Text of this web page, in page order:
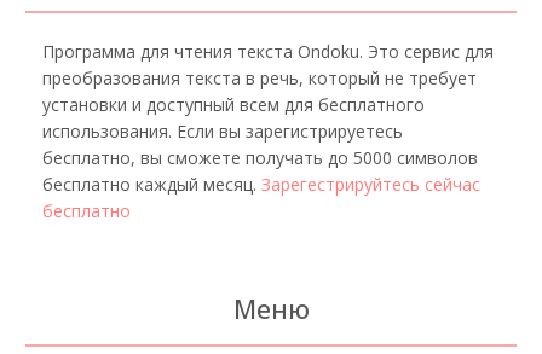
Программа для чтения текста Ondoku. Это сервис для
преобразования текста в речь, который не требует
установки и доступный всем для бесплатного
использования. Если вы зарегистрируетесь
бесплатно, вы сможете получать до 5000 символов
бесплатно каждый месяц. Зарегестрируйтесь сейчас
бесплатно
Меню